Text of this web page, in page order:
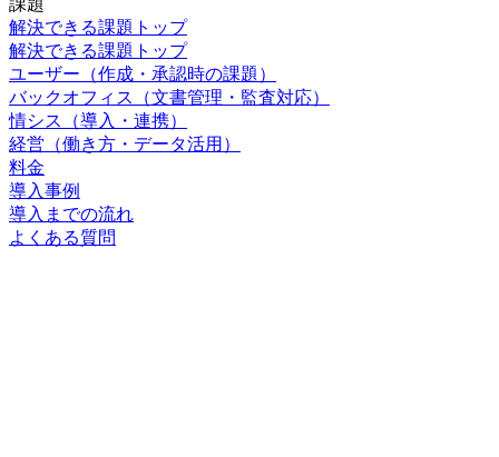
課題
解決できる課題トップ
解決できる課題トップ
ユーザー （作成・承認時の課題）
バックオフィス
（文書管理・監査対応）
情シス
（導入・連携）
経営 （働き方・データ活用）
料金
導入事例
導入までの流れ
よくある質問